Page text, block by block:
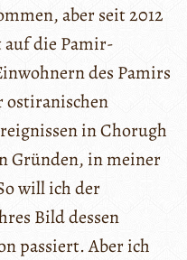
aber seit 2012
auf die Pamir-
des Pamirs
ostiranischen
in Chorugh
Gründen, in meiner
will ich der
Bild dessen
passiert. Aber ich